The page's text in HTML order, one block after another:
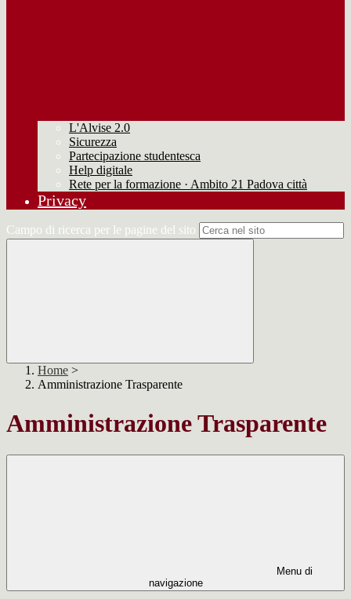
L'Alvise 2.0
Sicurezza
Partecipazione studentesca
Help digitale
Rete per la formazione · Ambito 21 Padova città
Privacy
Campo di ricerca per le pagine del sito
Home >
Amministrazione Trasparente
Amministrazione Trasparente
Menu di
navigazione